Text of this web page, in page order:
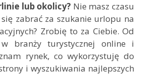
lub okolicy? Nie masz czasu
zabrać za szukanie urlopu na
Zrobię to za Ciebie. Od
branży turystycznej online i
rynek, co wykorzystuję do
i wyszukiwania najlepszych